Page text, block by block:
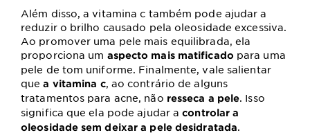
Além disso, a vitamina c também pode ajudar a
reduzir o brilho causado pela oleosidade excessiva.
Ao promover uma pele mais equilibrada, ela
proporciona um aspecto mais matificado para uma
pele de tom uniforme. Finalmente, vale salientar
quea vitamina c, ao contrário de alguns
tratamentos para acne, não resseca a pele. Isso
significa que ela pode ajudar acontrolar a
oleosidade sem deixar a pele desidratada.